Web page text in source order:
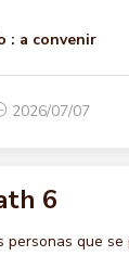
: a convenir
2026/07/07
6
que